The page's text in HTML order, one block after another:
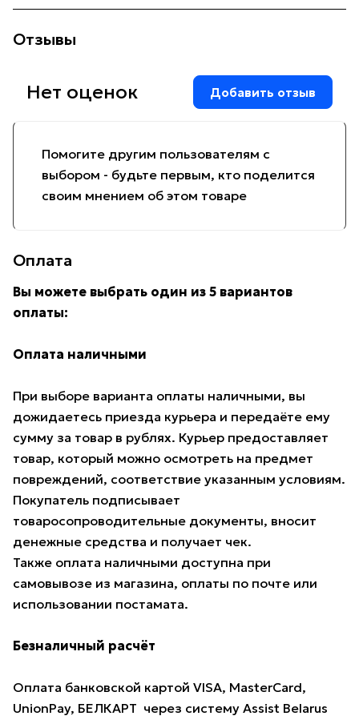
Отзывы
Помогите другим пользователям с
выбором - будьте первым, кто поделится
своим мнением об этом товаре
Нет оценок Добавить отзыв
Оплата
Вы можете выбрать один из 5 вариантов
оплаты:
Оплата наличными
При выборе варианта оплаты наличными, вы
дожидаетесь приезда курьера и передаёте ему
сумму за товар в рублях. Курьер предоставляет
товар, который можно осмотреть на предмет
повреждений, соответствие указанным условиям.
Покупатель подписывает
товаросопроводительные документы, вносит
денежные средства и получает чек.
Также оплата наличными доступна при
самовывозе из магазина, оплаты по почте или
использовании постамата.
Безналичный расчёт
Оплата банковской картой VISA, MasterCard,
UnionPay, БЕЛКАРТ через систему Assist Belarus